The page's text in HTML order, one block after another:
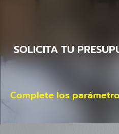
SOLICITA TU
Complete los